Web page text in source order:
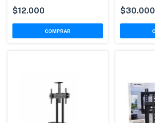
$12.000 $30.000